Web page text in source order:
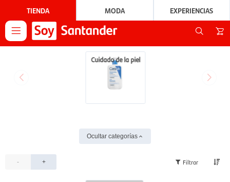
TIENDA MODA EXPERIENCIAS

Cuidado de la piel
Ocultar categorías
- +